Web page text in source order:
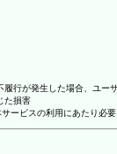
行が発生した場合、ユー
た損害
ビスの利用にあたり必